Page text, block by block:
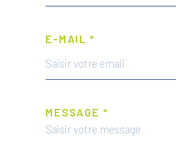
E-MAIL *
MESSAGE *